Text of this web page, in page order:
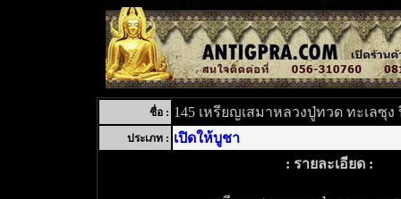
ชื่อ : 145 เหรียญเสมาหลวงปู่ทวด ทะเลซุง
ประเภท : เปิดให้บูชา
: รายละเอียด :